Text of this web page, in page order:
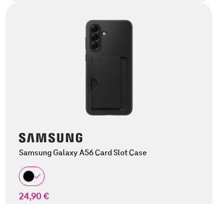
Samsung Galaxy A56 Card Slot Case
24,90 €